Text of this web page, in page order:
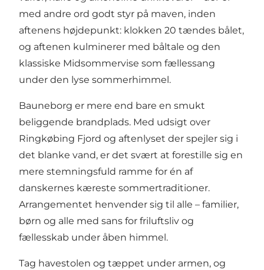
med andre ord godt styr på maven, inden
aftenens højdepunkt: klokken 20 tændes bålet,
og aftenen kulminerer med båltale og den
klassiske Midsommervise som fællessang
under den lyse sommerhimmel.
Bauneborg er mere end bare en smukt
beliggende brandplads. Med udsigt over
Ringkøbing Fjord og aftenlyset der spejler sig i
det blanke vand, er det svært at forestille sig en
mere stemningsfuld ramme for én af
danskernes kæreste sommertraditioner.
Arrangementet henvender sig til alle – familier,
børn og alle med sans for friluftsliv og
fællesskab under åben himmel.
Tag havestolen og tæppet under armen, og